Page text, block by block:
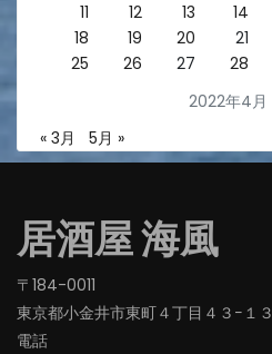
2022年4月
11
12 13 14
18
19 20 21
25
26 27 28
« 3月 5月 »
居酒屋 海風
〒184-0011
東京都小金井市東町４丁目４３−１３
電話